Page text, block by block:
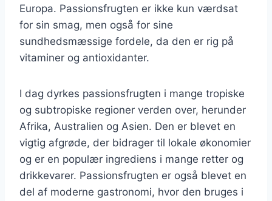
Europa. Passionsfrugten er ikke kun værdsat
for sin smag, men også for sine
sundhedsmæssige fordele, da den er rig på
vitaminer og antioxidanter.
I dag dyrkes passionsfrugten i mange tropiske
og subtropiske regioner verden over, herunder
Afrika, Australien og Asien. Den er blevet en
vigtig afgrøde, der bidrager til lokale økonomier
og er en populær ingrediens i mange retter og
drikkevarer. Passionsfrugten er også blevet en
del af moderne gastronomi, hvor den bruges i